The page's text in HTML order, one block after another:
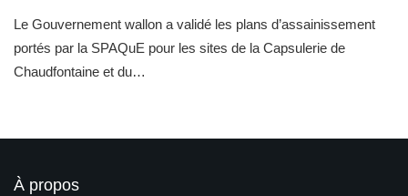
Le Gouvernement wallon a validé les plans d’assainissement
portés par la SPAQuE pour les sites de la Capsulerie de
Chaudfontaine et du…
À propos